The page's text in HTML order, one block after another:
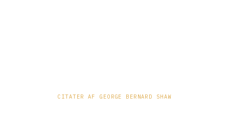
CITATER AF GEORGE BERNARD SHAW